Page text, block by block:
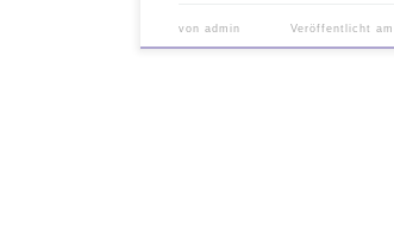
vonadmin Veröffentlicht am